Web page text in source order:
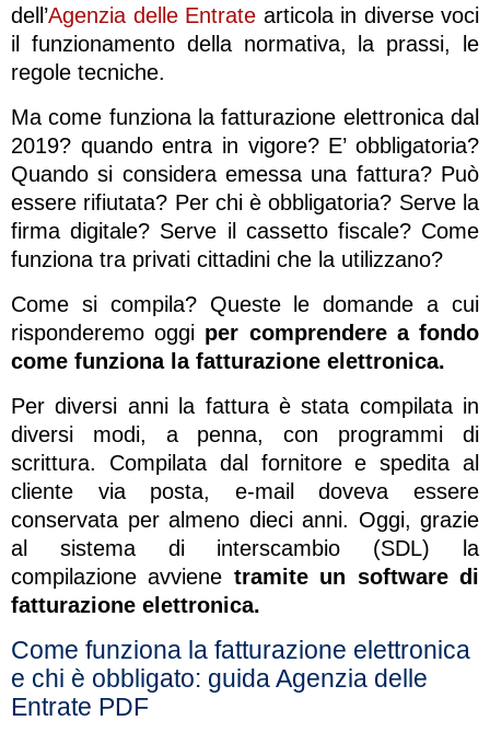
dell’Agenzia delle Entrate articola in diverse voci
il funzionamento della normativa, la prassi, le
regole tecniche.
Ma come funziona la fatturazione elettronica dal
2019? quando entra in vigore? E’ obbligatoria?
Quando si considera emessa una fattura? Può
essere rifiutata? Per chi è obbligatoria? Serve la
firma digitale? Serve il cassetto fiscale? Come
funziona tra privati cittadini che la utilizzano?
Come si compila? Queste le domande a cui
risponderemo oggi per comprendere a fondo
come funziona la fatturazione elettronica.
Per diversi anni la fattura è stata compilata in
diversi modi, a penna, con programmi di
scrittura. Compilata dal fornitore e spedita al
cliente via posta, e-mail doveva essere
conservata per almeno dieci anni. Oggi, grazie
al sistema di interscambio (SDL) la
compilazione avviene tramite un software di
fatturazione elettronica.
Come funziona la fatturazione elettronica
e chi è obbligato: guida Agenzia delle
Entrate PDF